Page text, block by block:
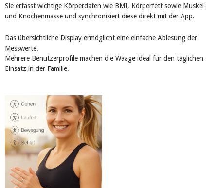
Sie erfasst wichtige Körperdaten wie BMI, Körperfett sowie Muskel-
und Knochenmasse und synchronisiert diese direkt mit der App.
Das übersichtliche Display ermöglicht eine einfache Ablesung der
Messwerte.
Mehrere Benutzerprofile machen die Waage ideal für den täglichen
Einsatz in der Familie.